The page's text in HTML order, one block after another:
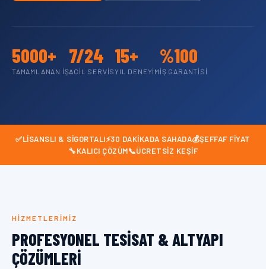
5000+
TAMAMLANAN İŞ
7/24
ACIL SERVIS
15+
YIL DENEYIM
%100
İŞ GARANTISI
✅LISANSLI & SIGORTALI⚡30 DAKIKADA SAHADA💰ŞEFFAF FIYAT
🔧KALICI ÇÖZÜM📞ÜCRETSIZ KEŞIF
HIZMETLERIMIZ
PROFESYONEL TESISAT & ALTYAPI
ÇÖZÜMLERI